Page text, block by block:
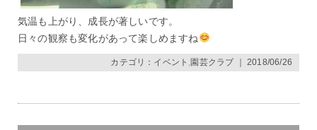
気温も上がり、成長が著しいです。
日々の観察も変化があって楽しめますね
カテゴリ： イベント 園芸クラブ ｜ 2018/06/26